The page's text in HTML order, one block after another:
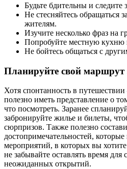
Будьте бдительны и
Не стесняйтесь
жителям.
Изучите несколько фраз на
Попробуйте местную кухню
Не бойтесь общаться с
Планируйте свой маршрут
Хотя спонтанность в
полезно иметь представление о
что посмотреть. Заранее
забронируйте жилье и билеты,
сюрпризов. Также полезно
достопримечательностей,
мероприятий, в которых вы
не забывайте оставлять время для
неожиданных открытий.